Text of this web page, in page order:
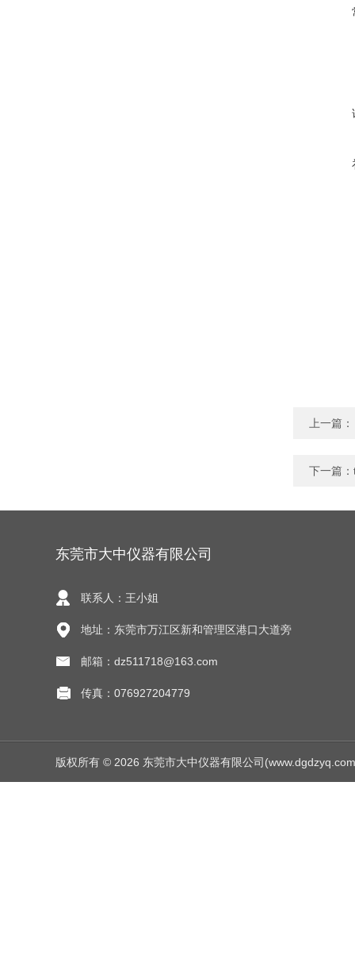
上一篇：
下一篇：
东莞市大中仪器有限公司
联系人：王小姐
地址：东莞市万江区新和管理区港口大道旁
邮箱：dz511718@163.com
传真：076927204779
版权所有 © 2026 东莞市大中仪器有限公司